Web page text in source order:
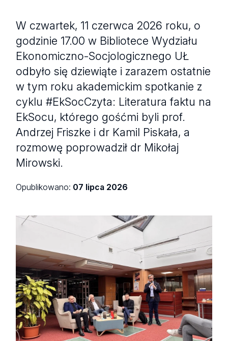
W czwartek, 11 czerwca 2026 roku, o
godzinie 17.00 w Bibliotece Wydziału
Ekonomiczno-Socjologicznego UŁ
odbyło się dziewiąte i zarazem ostatnie
w tym roku akademickim spotkanie z
cyklu #EkSocCzyta: Literatura faktu na
EkSocu, którego gośćmi byli prof.
Andrzej Friszke i dr Kamil Piskała, a
rozmowę poprowadził dr Mikołaj
Mirowski.
Opublikowano: 07 lipca 2026